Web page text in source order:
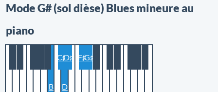
Mode G# (sol dièse) Blues mineure au
piano
B
C♯
D
D♯ F♯G♯